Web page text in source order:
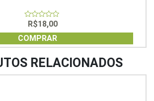
out
of
5
R$18,00
COMPRAR
RELACIONADOS